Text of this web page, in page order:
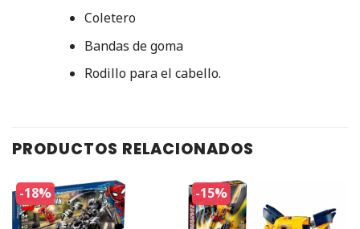
Coletero
Bandas de goma
Rodillo para el cabello.
PRODUCTOS RELACIONADOS
-18% -15%